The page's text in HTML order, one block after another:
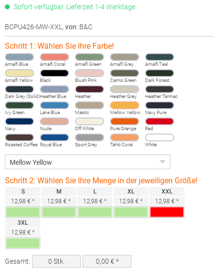
Sofort verfügbar, Lieferzeit 1-4 Werktage
BCPU426-MW-XXL , von: B&C
Schritt 1: Wählen Sie Ihre Farbe!
Amalfi Blue Amalfi Coral Amalfi Green Amalfi Grey Amalfi Teal
Amalfi Yellow Black Blush Pink Camo Green Dark Forest
Dark Grey (Solid)Heather Blue
Heather
Burgundy
Heather Grey
Fog
Heather Tarmac
Ivy Green Lake Blue Mastic Mellow Yellow Navy Pure
Navy Nude Off White Pure Orange Red
Roasted Coffee Royal Blue
Sport Grey
(Heather)
Tahiti Coral White
Schritt 2: Wählen Sie Ihre Menge in der jeweiligen Größe!
S
12,98 € *
M
12,98 € *
L
12,98 € *
XL
12,98 € *
XXL
12,98 € *
3XL
12,98 € *
Gesamt: 0 Stk. 0,00 € *